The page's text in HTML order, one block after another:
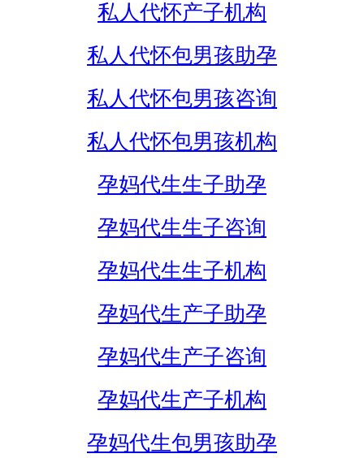
私人代怀产子机构
私人代怀包男孩助孕
私人代怀包男孩咨询
私人代怀包男孩机构
孕妈代生生子助孕
孕妈代生生子咨询
孕妈代生生子机构
孕妈代生产子助孕
孕妈代生产子咨询
孕妈代生产子机构
孕妈代生包男孩助孕